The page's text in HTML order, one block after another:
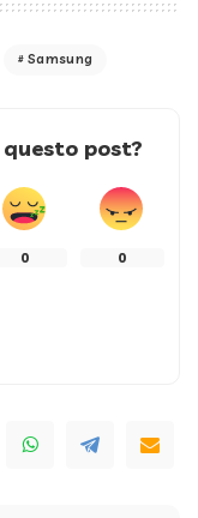
Samsung
post?
0 0